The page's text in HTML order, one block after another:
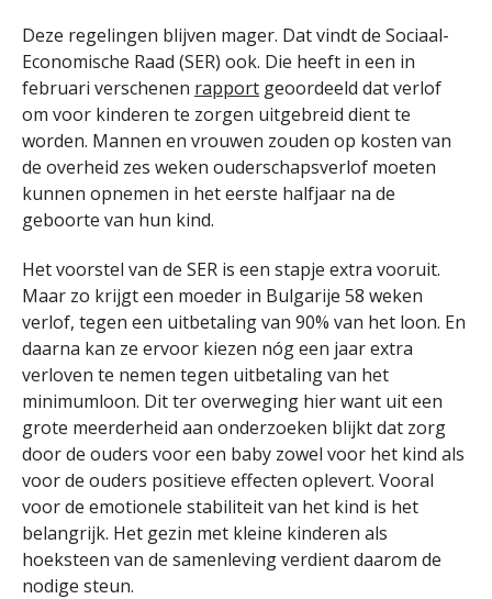
Deze regelingen blijven mager. Dat vindt de Sociaal-
Economische Raad (SER) ook. Die heeft in een in
februari verschenen rapport geoordeeld dat verlof
om voor kinderen te zorgen uitgebreid dient te
worden. Mannen en vrouwen zouden op kosten van
de overheid zes weken ouderschapsverlof moeten
kunnen opnemen in het eerste halfjaar na de
geboorte van hun kind.
Het voorstel van de SER is een stapje extra vooruit.
Maar zo krijgt een moeder in Bulgarije 58 weken
verlof, tegen een uitbetaling van 90% van het loon. En
daarna kan ze ervoor kiezen nóg een jaar extra
verloven te nemen tegen uitbetaling van het
minimumloon. Dit ter overweging hier want uit een
grote meerderheid aan onderzoeken blijkt dat zorg
door de ouders voor een baby zowel voor het kind als
voor de ouders positieve effecten oplevert. Vooral
voor de emotionele stabiliteit van het kind is het
belangrijk. Het gezin met kleine kinderen als
hoeksteen van de samenleving verdient daarom de
nodige steun.